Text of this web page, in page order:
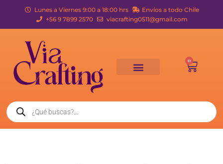
Lunes a Viernes 9:00 a 18:00 hrs
Envíos a todo Chile
+56 9 7899 2570
viacrafting0511@gmail.com
0